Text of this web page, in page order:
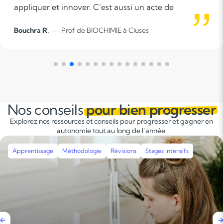
un acte de
Cluses
vos besoins et à votre
importance à la
plaisir d’apprendre.
Maeva N.
Nos conseilspour bien progresser
Explorez nos ressources et conseils pour progresser et gagner en
autonomie tout au long de l’année.
Apprentissage Méthodologie Révisions Stages intensifs